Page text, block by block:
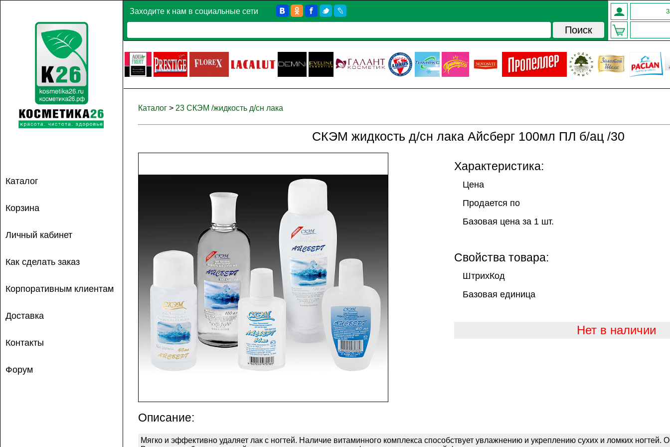
Заходите к нам в социальные сети
Каталог
Корзина
Личный кабинет
Как сделать заказ
Корпоративным клиентам
Доставка
Контакты
Форум
Каталог > 23 СКЭМ /жидкость д/сн лака
СКЭМ жидкость д/сн лака Айсберг 100мл ПЛ б/ац /30
Характеристика:
Цена
Продается по
Базовая цена за 1 шт.
Свойства товара:
ШтрихКод
Базовая единица
Нет в наличии
Описание:
Мягко и эффективно удаляет лак с ногтей. Наличие витаминного комплекса способствует увлажнению и укреплению сухих и ломких ногтей.